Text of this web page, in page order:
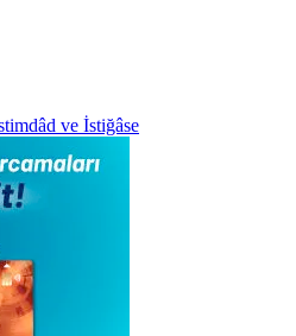
ve İstiğâse